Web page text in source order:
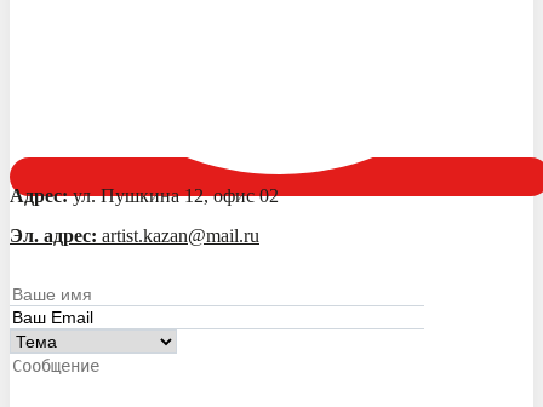
Адрес:ул. Пушкина 12, офис 02
Эл. адрес: artist.kazan@mail.ru